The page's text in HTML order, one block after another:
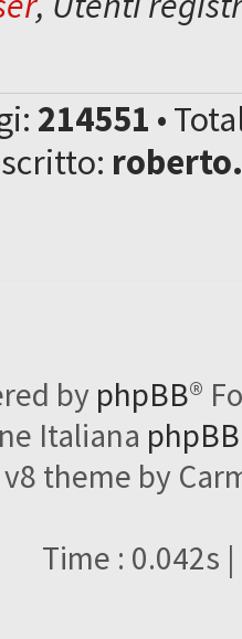
214551 •
by phpBB®
Italiana
theme by
Time : 0.042s